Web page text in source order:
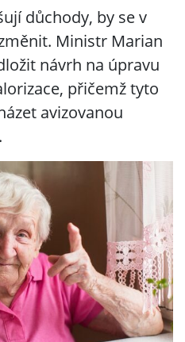
důchody, by se v
Ministr Marian
návrh na úpravu
přičemž tyto
avizovanou